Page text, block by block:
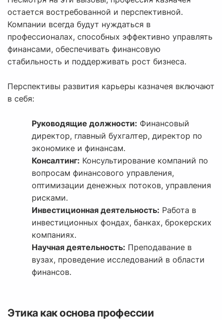
остается востребованной и перспективной.
Компании всегда будут нуждаться в
профессионалах, способных эффективно управлять
финансами, обеспечивать финансовую
стабильность и поддерживать рост бизнеса.
Перспективы развития карьеры казначея включают
в себя:
Руководящие должности: Финансовый
директор, главный бухгалтер, директор по
экономике и финансам.
Консалтинг: Консультирование компаний по
вопросам финансового управления,
оптимизации денежных потоков, управления
рисками.
Инвестиционная деятельность: Работа в
инвестиционных фондах, банках, брокерских
компаниях.
Научная деятельность: Преподавание в
вузах, проведение исследований в области
финансов.
Этика как основа профессии